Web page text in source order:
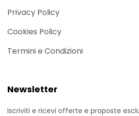
Privacy Policy
Cookies Policy
Termini e Condizioni
Newsletter
Iscriviti e ricevi offerte e proposte